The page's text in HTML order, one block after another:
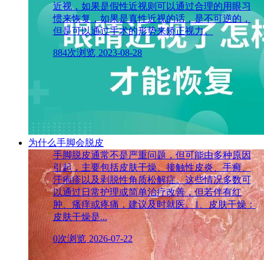
近视，如果是假性近视则可以通过合理的用眼习
惯来恢复，如果是真性近视的话，是不可逆的，
但是可以通过手术的形势来矫正视力。
884次浏览 2023-08-28
为什么手脚会脱皮
手脚脱皮通常不是严重问题，但可能由多种原因
引起，主要包括皮肤干燥、接触性皮炎、手癣、
汗疱疹以及剥脱性角质松解症。这些情况多数可
以通过日常护理或简单治疗改善，但若伴有红
肿、瘙痒或疼痛，建议及时就医。1、皮肤干燥：
皮肤干燥是...
0次浏览 2026-07-22